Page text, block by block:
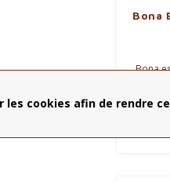
Bona
Bona
les cookies afin de rendre